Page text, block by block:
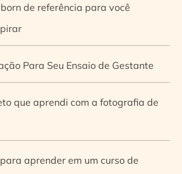
de referência para você
Para Seu Ensaio de Gestante
que aprendi com a fotografia de
aprender em um curso de